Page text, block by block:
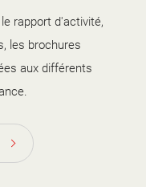
rapport d'activité,
les brochures
aux différents